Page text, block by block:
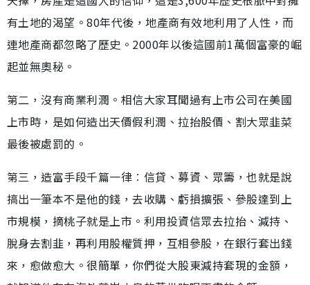
有土地的渴望。80年代後，地產商有效地利用了人性，而
連地產商都忽略了歷史。2000年以後這國前1萬個富豪的崛
起並無奧秘。
第二，沒有商業利潤。相信大家耳聞過有上市公司在美國
上市時，是如何造出天價假利潤、拉抬股價、割大眾韭菜
最後被處罰的。
第三，造富手段千篇一律︰信貸、募資、眾籌，也就是說
搞出一筆本不是他的錢，去收購、虧損擴張、參股達到上
市規模，摘桃子就是上市。利用投資信眾去拉抬、減持、
脫身去割韭，再利用股權質押，互相參股，在銀行套出錢
來，愈做愈大。很簡單，你們從大股東減持套現的金額，